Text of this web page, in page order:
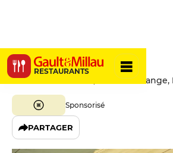
RESTAURANTS
Arrabbiata
5 Rue Jeanne d'Arc, 57310 Guénange,
Sponsorisé
PARTAGER